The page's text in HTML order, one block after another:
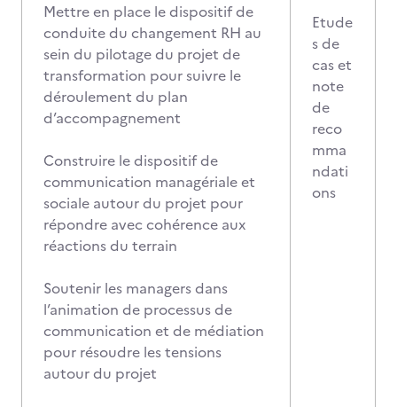
Mettre en place le dispositif de
conduite du changement RH au
sein du pilotage du projet de
transformation pour suivre le
déroulement du plan
d’accompagnement
Construire le dispositif de
communication managériale et
sociale autour du projet pour
répondre avec cohérence aux
réactions du terrain
Soutenir les managers dans
l’animation de processus de
communication et de médiation
pour résoudre les tensions
autour du projet
Etude
s de
cas et
note
de
reco
mma
ndati
ons